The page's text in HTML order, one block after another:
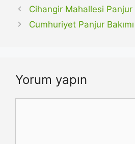
Cihangir Mahallesi Panjur
Cumhuriyet Panjur Bakımı
Yorum yapın